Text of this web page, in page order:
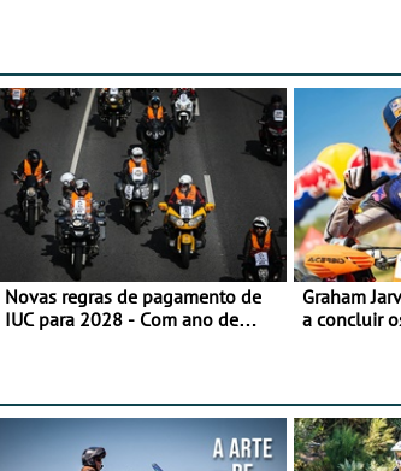
Novas regras de pagamento de
IUC para 2028 - Com ano de
Graham
a concluir